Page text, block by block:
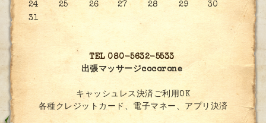
24
25 26 27 28 29
30
31
TEL 080-5632-5533
出張マッサージcocorone
キャッシュレス決済ご利用OK
各種クレジットカード、電子マネー、アプリ決済